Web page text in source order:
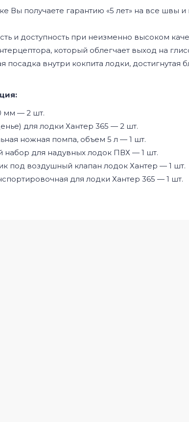
Вы получаете гарантию «5 лет» на все швы
и доступность при неизменно высоком
который облегчает выход на
посадка внутри кокпита лодки,
мм — 2 шт.
для лодки Хантер 365 — 2 шт.
ножная помпа, объем 5 л — 1 шт.
набор для надувных лодок ПВХ — 1 шт.
под воздушный клапан лодок Хантер — 1 шт.
для лодки Хантер 365 — 1 шт.